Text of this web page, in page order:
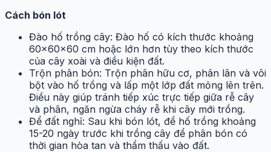
Cách bón lót
Đào hố trồng cây: Đào hố có kích thước khoảng
60x60x60 cm hoặc lớn hơn tùy theo kích thước
của cây xoài và điều kiện đất.
Trộn phân bón: Trộn phân hữu cơ, phân lân và vôi
bột vào hố trồng và lấp một lớp đất mỏng lên trên.
Điều này giúp tránh tiếp xúc trực tiếp giữa rễ cây
và phân, ngăn ngừa cháy rễ khi cây mới trồng.
Để đất nghỉ: Sau khi bón lót, để hố trồng khoảng
15-20 ngày trước khi trồng cây để phân bón có
thời gian hòa tan và thẩm thấu vào đất.